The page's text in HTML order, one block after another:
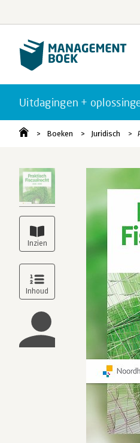
Uitdagingen +
Boeken Juridisch